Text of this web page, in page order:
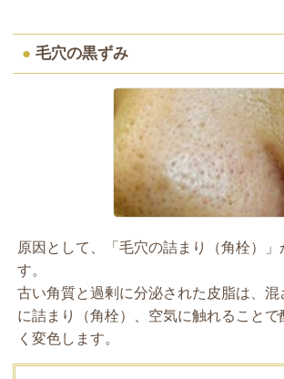
● 毛穴の黒ずみ
原因として、「毛穴の詰まり（角栓）」
す。
古い角質と過剰に分泌された皮脂は、混
に詰まり（角栓）、空気に触れること
く変色します。